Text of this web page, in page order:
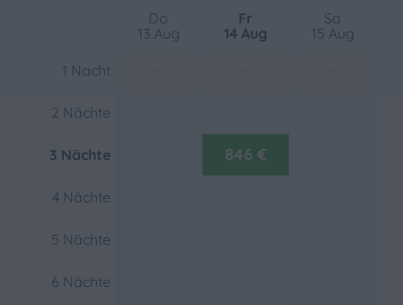
Nachmittagssonne
Abendsonne
Parken: 1
Do
13 Aug
Fr
14 Aug
Sa
15 Aug
1 Nacht
2 Nächte
3 Nächte 846 €
4 Nächte
5 Nächte
6 Nächte